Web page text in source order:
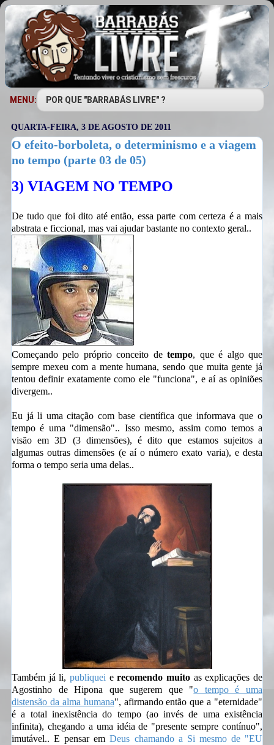
MENU:
QUARTA-FEIRA, 3 DE AGOSTO DE 2011
O efeito-borboleta, o determinismo e a viagem
no tempo (parte 03 de 05)
3) VIAGEM NO TEMPO
De tudo que foi dito até então, essa parte com certeza é a mais
abstrata e ficcional, mas vai ajudar bastante no contexto geral..
Começando pelo próprio conceito detempo, que é algo que
sempre mexeu com a mente humana, sendo que muita gente já
tentou definir exatamente como ele "funciona", e aí as opiniões
divergem..
Eu já li uma citação com base científica que informava que o
tempo é uma "dimensão".. Isso mesmo, assim como temos a
visão em 3D (3 dimensões), é dito que estamos sujeitos a
algumas outras dimensões (e aí o número exato varia), e desta
forma o tempo seria uma delas..
Também já li, publiquei erecomendo muito as explicações de
Agostinho de Hipona que sugerem que "o tempo é uma
distensão da alma humana", afirmando então que a "eternidade"
é a total inexistência do tempo (ao invés de uma existência
infinita), chegando a uma idéia de "presente sempre contínuo",
imutável.. E pensar emDeus chamando a Si mesmo de "EU